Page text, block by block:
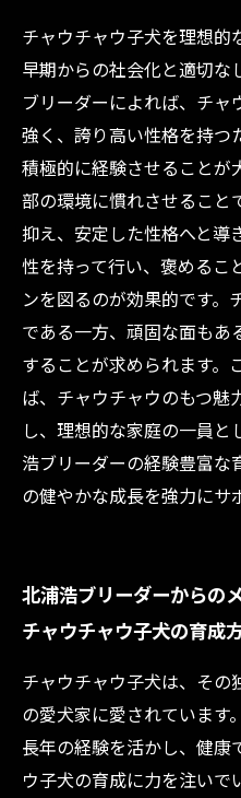
チャウチャウ子犬を理想的
早期からの社会化と適切な
ブリーダーによれば、チ
強く、誇り高い性格を持つ
積極的に経験させることが
部の環境に慣れさせること
抑え、安定した性格へと導
性を持って行い、褒めるこ
ンを図るのが効果的です。
である一方、頑固な面もあ
することが求められます。
ば、チャウチャウのもつ魅
し、理想的な家庭の一員
浩ブリーダーの経験豊富
の健やかな成長を強力にサ
北浦浩ブリーダーからの
チャウチャウ子犬の育成
チャウチャウ子犬は、その
の愛犬家に愛されています
長年の経験を活かし、健康
ウ子犬の育成に力を注いで